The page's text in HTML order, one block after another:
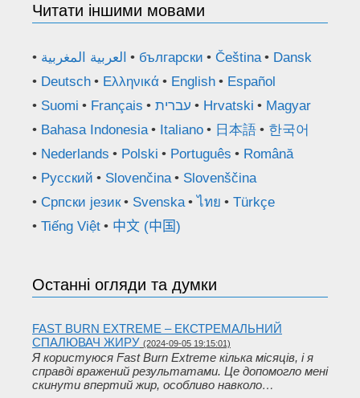
Читати іншими мовами
العربية المغربية български Čeština
Dansk
Deutsch
Ελληνικά English
Español
Suomi
Français עברית Hrvatski
Magyar
Bahasa Indonesia
Italiano 日本語
한국어
Nederlands
Polski Português
Română
Русский
Slovenčina
Slovenščina
Српски језик
Svenska ไทย
Türkçe
Tiếng Việt
中文 (中国)
Останні огляди та думки
FAST BURN EXTREME – ЕКСТРЕМАЛЬНИЙ
СПАЛЮВАЧ ЖИРУ (2024-09-05 19:15:01)
Я користуюся Fast Burn Extreme кілька місяців, і я
справді вражений результатами. Це допомогло мені
скинути впертий жир, особливо навколо…